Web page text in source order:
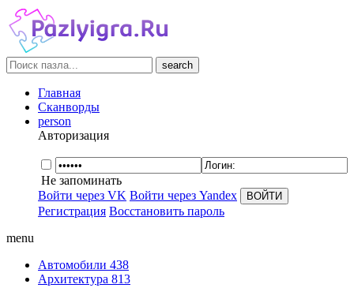
search
Главная
Сканворды
person
Авторизация
Не запоминать
Войти через VK Войти через Yandex
Регистрация Восстановить пароль
menu
Автомобили 438
Архитектура 813